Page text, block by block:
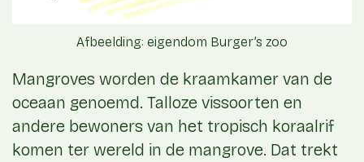
Afbeelding: eigendom Burger’s zoo
Mangroves worden de kraamkamer van de
oceaan genoemd. Talloze vissoorten en
andere bewoners van het tropisch koraalrif
komen ter wereld in de mangrove. Dat trekt